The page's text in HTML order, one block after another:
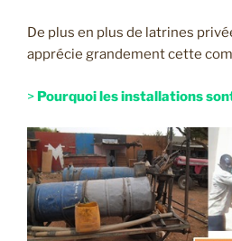
De plus en plus de latrines
apprécie grandement cette
> Pourquoi les installations